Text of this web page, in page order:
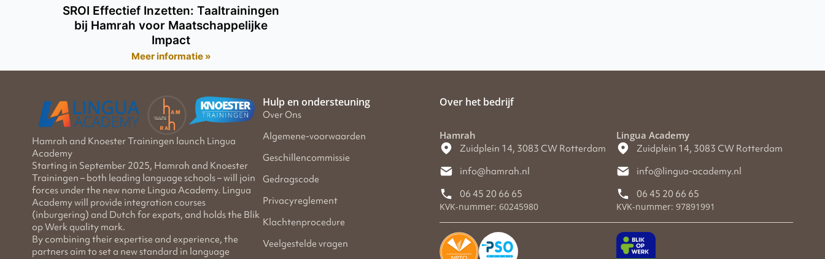
SROI Effectief Inzetten: Taaltrainingen
bij Hamrah voor Maatschappelijke
Impact
Meer informatie »
Hamrah and Knoester Trainingen launch Lingua
Academy
Starting in September 2025, Hamrah and Knoester
Trainingen – both leading language schools – will join
forces under the new name Lingua Academy. Lingua
Academy will provide integration courses
(inburgering) and Dutch for expats, and holds the Blik
op Werk quality mark.
By combining their expertise and experience, the
partners aim to set a new standard in language
Hulp en ondersteuning
Over Ons
Algemene-voorwaarden
Geschillencommissie
Gedragscode
Privacyreglement
Klachtenprocedure
Veelgestelde vragen
Over het bedrijf
Hamrah
Zuidplein 14, 3083 CW Rotterdam
info@hamrah.nl
06 45 20 66 65
KVK-nummer: 60245980
Lingua Academy
Zuidplein 14, 3083 CW Rotterdam
info@lingua-academy.nl
06 45 20 66 65
KVK-nummer: 97891991